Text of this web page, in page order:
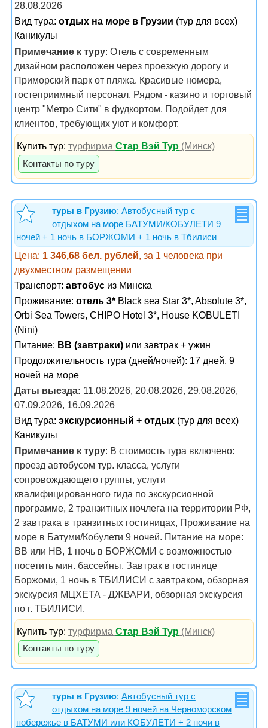
28.08.2026
Вид тура: отдых на море в Грузии (тур для всех)
Каникулы
Примечание к туру: Отель с современным
дизайном расположен через проезжую дорогу и
Приморский парк от пляжа. Красивые номера,
гостеприимный персонал. Рядом - казино и торговый
центр "Метро Сити" в фудкортом. Подойдет для
клиентов, требующих уют и комфорт.
Купить тур:турфирмаСтар Вэй Тур (Минск)
Контакты по туру
туры в Грузию: Автобусный тур с
отдыхом на море БАТУМИ/КОБУЛЕТИ 9
ночей + 1 ночь в БОРЖОМИ + 1 ночь в Тбилиси
Цена: 1 346,68 бел. рублей, за 1 человека при
двухместном размещении
Транспорт: автобус из Минска
Проживание: отель 3* Black sea Star 3*, Absolute 3*,
Orbi Sea Towers, CHIPO Hotel 3*, House KOBULETI
(Nini)
Питание: BB (завтраки) или завтрак + ужин
Продолжительность тура (дней/ночей): 17 дней, 9
ночей на море
Даты выезда: 11.08.2026, 20.08.2026, 29.08.2026,
07.09.2026, 16.09.2026
Вид тура: экскурсионный + отдых (тур для всех)
Каникулы
Примечание к туру: В стоимость тура включено:
проезд автобусом тур. класса, услуги
сопровождающего группы, услуги
квалифицированного гида по экскурсионной
программе, 2 транзитных ночлега на территории РФ,
2 завтрака в транзитных гостиницах, Проживание на
море в Батуми/Кобулети 9 ночей. Питание на море:
BB или HB, 1 ночь в БОРЖОМИ с возможностью
посетить мин. бассейны, Завтрак в гостинице
Боржоми, 1 ночь в ТБИЛИСИ с завтраком, обзорная
экскурсия МЦХЕТА - ДЖВАРИ, обзорная экскурсия
по г. ТБИЛИСИ.
Купить тур:турфирмаСтар Вэй Тур (Минск)
Контакты по туру
туры в Грузию: Автобусный тур с
отдыхом на море 9 ночей на Черноморском
побережье в БАТУМИ или КОБУЛЕТИ + 2 ночи в